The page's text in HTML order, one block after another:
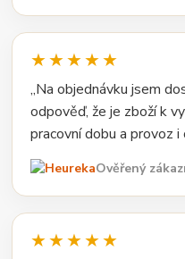
★★★★★
„Na objednávku jsem
odpověď, že je zboží k
pracovní dobu a provoz i
Ověřený
★★★★★